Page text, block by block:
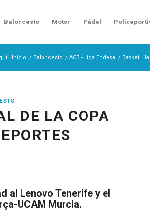
Baloncesto Motor Pádel
Inicio / Baloncesto / ACB - Liga Endesa / Basket:
DE LA COPA
al Lenovo Tenerife y el
UCAM Murcia.